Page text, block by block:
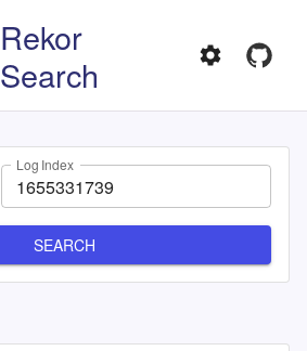
Rekor
Search
Log Index
SEARCH